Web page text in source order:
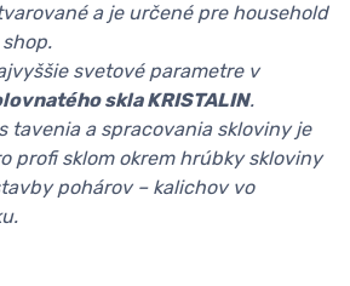
a je určené pre household
svetové parametre v
skla KRISTALIN.
tavenia a spracovania skloviny je
profi sklom okrem hrúbky skloviny
pohárov – kalichov vo